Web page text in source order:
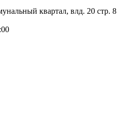
квартал, влд. 20 стр. 8